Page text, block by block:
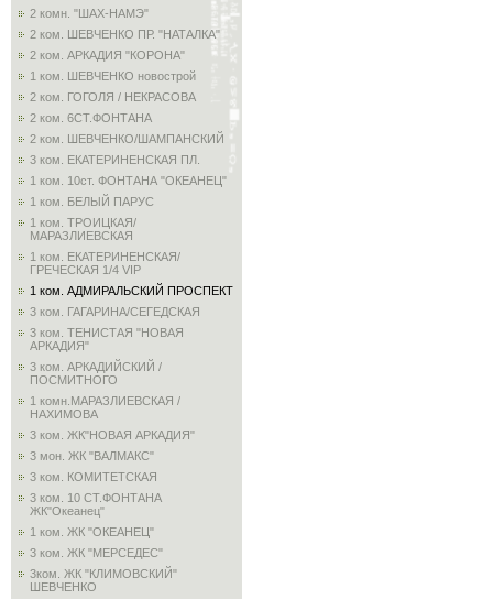
2 комн. "ШАХ-НАМЭ"
2 ком. ШЕВЧЕНКО ПР. "НАТАЛКА"
2 ком. АРКАДИЯ "КОРОНА"
1 ком. ШЕВЧЕНКО новострой
2 ком. ГОГОЛЯ / НЕКРАСОВА
2 ком. 6СТ.ФОНТАНА
2 ком. ШЕВЧЕНКО/ШАМПАНСКИЙ
3 ком. ЕКАТЕРИНЕНСКАЯ ПЛ.
1 ком. 10ст. ФОНТАНА "ОКЕАНЕЦ"
1 ком. БЕЛЫЙ ПАРУС
1 ком. ТРОИЦКАЯ/
МАРАЗЛИЕВСКАЯ
1 ком. ЕКАТЕРИНЕНСКАЯ/
ГРЕЧЕСКАЯ 1/4 VIP
1 ком. АДМИРАЛЬСКИЙ ПРОСПЕКТ
3 ком. ГАГАРИНА/СЕГЕДСКАЯ
3 ком. ТЕНИСТАЯ "НОВАЯ
АРКАДИЯ"
3 ком. АРКАДИЙСКИЙ /
ПОСМИТНОГО
1 комн.МАРАЗЛИЕВСКАЯ /
НАХИМОВА
3 ком. ЖК"НОВАЯ АРКАДИЯ"
3 мон. ЖК "ВАЛМАКС"
3 ком. КОМИТЕТСКАЯ
3 ком. 10 СТ.ФОНТАНА
ЖК"Океанец"
1 ком. ЖК "ОКЕАНЕЦ"
3 ком. ЖК "МЕРСЕДЕС"
3ком. ЖК "КЛИМОВСКИЙ"
ШЕВЧЕНКО